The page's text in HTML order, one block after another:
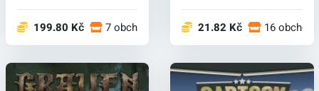
199.80 Kč 7 obchodech 21.82 Kč 16